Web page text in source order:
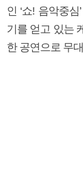
인 ‘쇼! 음악중
기를 얻고 있는
한 공연으로 무